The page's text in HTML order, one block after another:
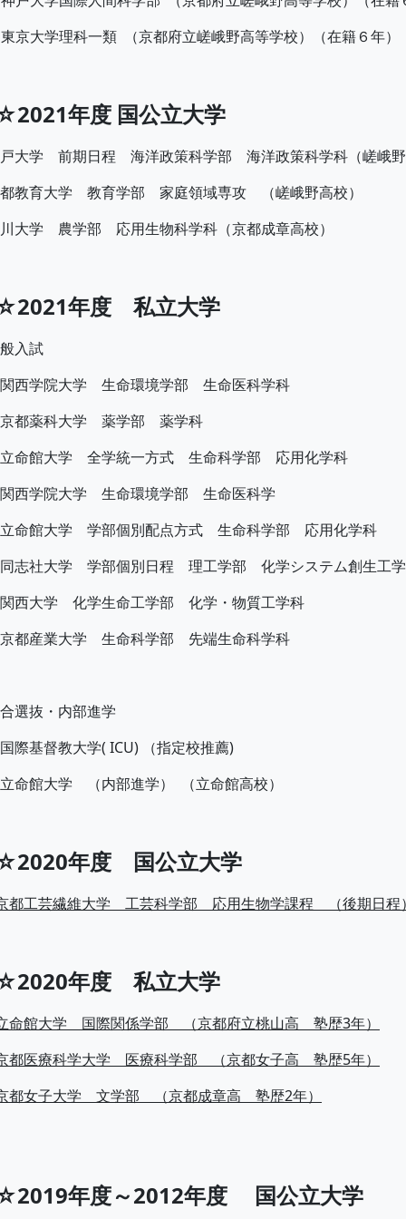
京大学理科一類 （京都府立嵯峨野高等学校）（在籍６年）
年度 国公立大学
大学 前期日程 海洋政策科学部 海洋政策科学科（嵯峨
教育大学 教育学部 家庭領域専攻 （嵯峨野高校）
大学 農学部 応用生物科学科（京都成章高校）
年度 私立大学
入試
関西学院大学 生命環境学部 生命医科学科
京都薬科大学 薬学部 薬学科
立命館大学 全学統一方式 生命科学部 応用化学科
関西学院大学 生命環境学部 生命医科学
立命館大学 学部個別配点方式 生命科学部 応用化学科
同志社大学 学部個別日程 理工学部 化学システム創生工
関西大学 化学生命工学部 化学・物質工学科
京都産業大学 生命科学部 先端生命科学科
選抜・内部進学
国際基督教大学( ICU) （指定校推薦)
立命館大学 （内部進学） （立命館高校）
年度 国公立大学
都工芸繊維大学 工芸科学部 応用生物学課程 （後期日
年度 私立大学
命館大学 国際関係学部 （京都府立桃山高 塾歴3年）
都医療科学大学 医療科学部 （京都女子高 塾歴5年）
都女子大学 文学部 （京都成章高 塾歴2年）
年度～2012年度 国公立大学